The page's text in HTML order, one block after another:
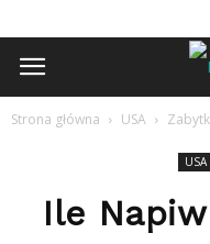
Strona główna USA
USA
Ile